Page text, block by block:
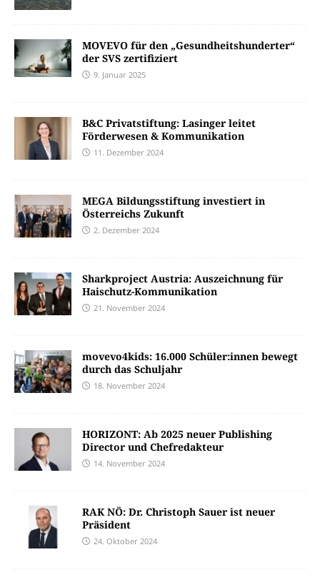
MOVEVO für den „Gesundheitshunderter“
der SVS zertifiziert
9. Januar 2025
B&C Privatstiftung: Lasinger leitet
Förderwesen & Kommunikation
11. Dezember 2024
MEGA Bildungsstiftung investiert in
Österreichs Zukunft
2. Dezember 2024
Sharkproject Austria: Auszeichnung für
Haischutz-Kommunikation
21. November 2024
movevo4kids: 16.000 Schüler:innen bewegt
durch das Schuljahr
18. November 2024
HORIZONT: Ab 2025 neuer Publishing
Director und Chefredakteur
14. November 2024
RAK NÖ: Dr. Christoph Sauer ist neuer
Präsident
24. Oktober 2024